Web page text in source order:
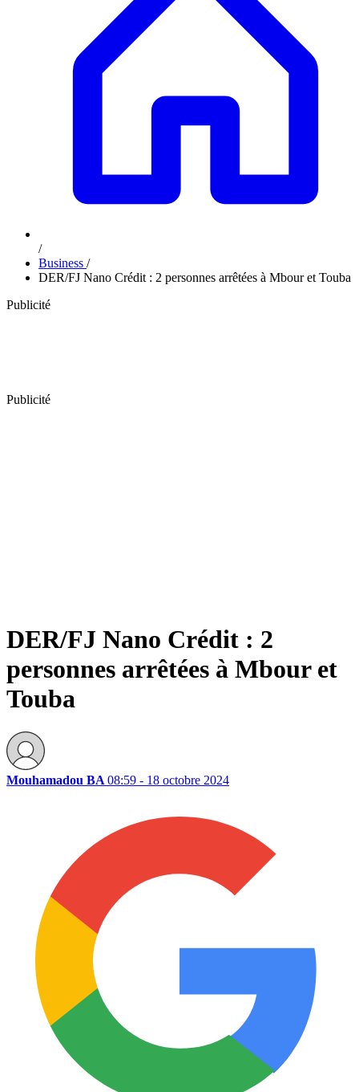
/
Business /
DER/FJ Nano Crédit : 2 personnes arrêtées à Mbour et Touba
Publicité
Publicité
DER/FJ Nano Crédit : 2
personnes arrêtées à Mbour et
Touba
Mouhamadou BA 08:59 - 18 octobre 2024